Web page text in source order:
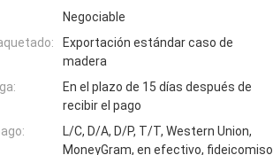
Negociable
Exportación estándar caso de
madera
En el plazo de 15 días después de
recibir el pago
L/C, D/A, D/P, T/T, Western Union,
MoneyGram, en efectivo, fideicomiso